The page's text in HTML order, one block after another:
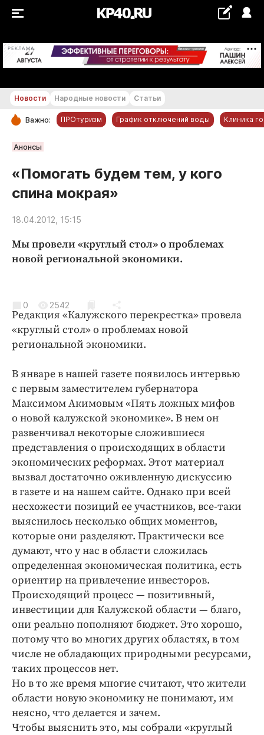
РЕКЛАМА +17...+18 °С
РУБРИКИ
Новости компаний
Статьи
Народные новости
Авто и транспорт
Благоустройство
Недвижимость и ЖКХ
Образование
Общество
Праздники
Происшествия
Спорт
Экономика и бизнес
ПРОЕКТЫ
Блоги
Издания
Медиаперсона
Интересное чтиво
Клиника года
Бренд года
Работодатель года
Новости Народные новости Статьи
Важно: ПРОтуризм График отключений воды Клиника
Анонсы
«Помогать будем тем, у кого
спина мокрая»
18.04.2012, 15:15
Мы провели «круглый стол» о проблемах
новой региональной экономики.
0 2542
Редакция «Калужского перекрестка» провела
«круглый стол» о проблемах новой
региональной экономики.
В январе в нашей газете появилось интервью
с первым заместителем губернатора
Максимом Акимовым «Пять ложных мифов
о новой калужской экономике». В нем он
развенчивал некоторые сложившиеся
представления о происходящих в области
экономических реформах. Этот материал
вызвал достаточно оживленную дискуссию
в газете и на нашем сайте. Однако при всей
несхожести позиций ее участников, все-таки
выяснилось несколько общих моментов,
которые они разделяют. Практически все
думают, что у нас в области сложилась
определенная экономическая политика, есть
ориентир на привлечение инвесторов.
Происходящий процесс — позитивный,
инвестиции для Калужской области — благо,
они реально пополняют бюджет. Это хорошо,
потому что во многих других областях, в том
числе не обладающих природными ресурсами,
таких процессов нет.
Но в то же время многие считают, что жители
области новую экономику не понимают, им
неясно, что делается и зачем.
Чтобы выяснить это, мы собрали «круглый